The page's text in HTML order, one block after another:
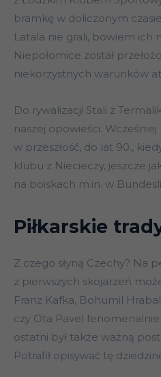
bramkę w doliczonym
Latala nie grali, bowiem ich
Niepołomice został
niekorzystnych warunków
Do rywalizacji Stali z
naszej opowieści.
w przeszłość, do lat 90.,
klubu z Niecieczy, jeszcze
na boiskach m.in. w
Piłkarskie
Z czego słyną Czechy? Na
z pierwszych skojarzeń
Franz Kafka, Bohumil
czy Ota Pavel fenomenalnie
ostatni był także ważną
Potrafił opisywać tę